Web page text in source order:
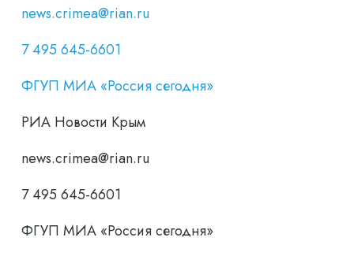
news.crimea@rian.ru
7 495 645-6601
ФГУП МИА «Россия сегодня»
РИА Новости Крым
news.crimea@rian.ru
7 495 645-6601
ФГУП МИА «Россия сегодня»